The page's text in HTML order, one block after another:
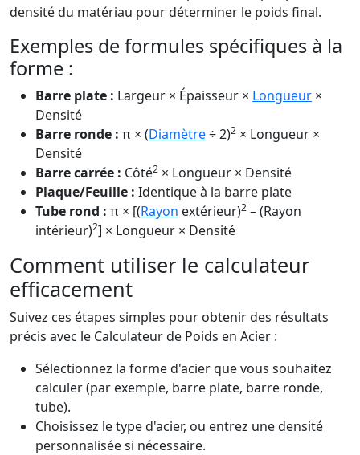
densité du matériau pour déterminer le poids final.
Exemples de formules spécifiques à la
forme :
Barre plate : Largeur × Épaisseur × Longueur ×
Densité
Barre ronde : π × (Diamètre÷ 2)2 × Longueur ×
Densité
Barre carrée : Côté2 × Longueur × Densité
Plaque/Feuille : Identique à la barre plate
Tube rond : π × [(Rayon extérieur)2 – (Rayon
intérieur)2] × Longueur × Densité
Comment utiliser le calculateur
efficacement
Suivez ces étapes simples pour obtenir des résultats
précis avec le Calculateur de Poids en Acier :
Sélectionnez la forme d'acier que vous souhaitez
calculer (par exemple, barre plate, barre ronde,
tube).
Choisissez le type d'acier, ou entrez une densité
personnalisée si nécessaire.